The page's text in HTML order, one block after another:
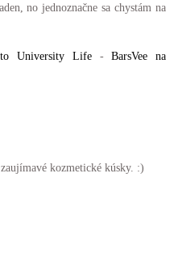
no jednoznačne sa chystám na
University Life-BarsVee na
kozmetické kúsky. :)